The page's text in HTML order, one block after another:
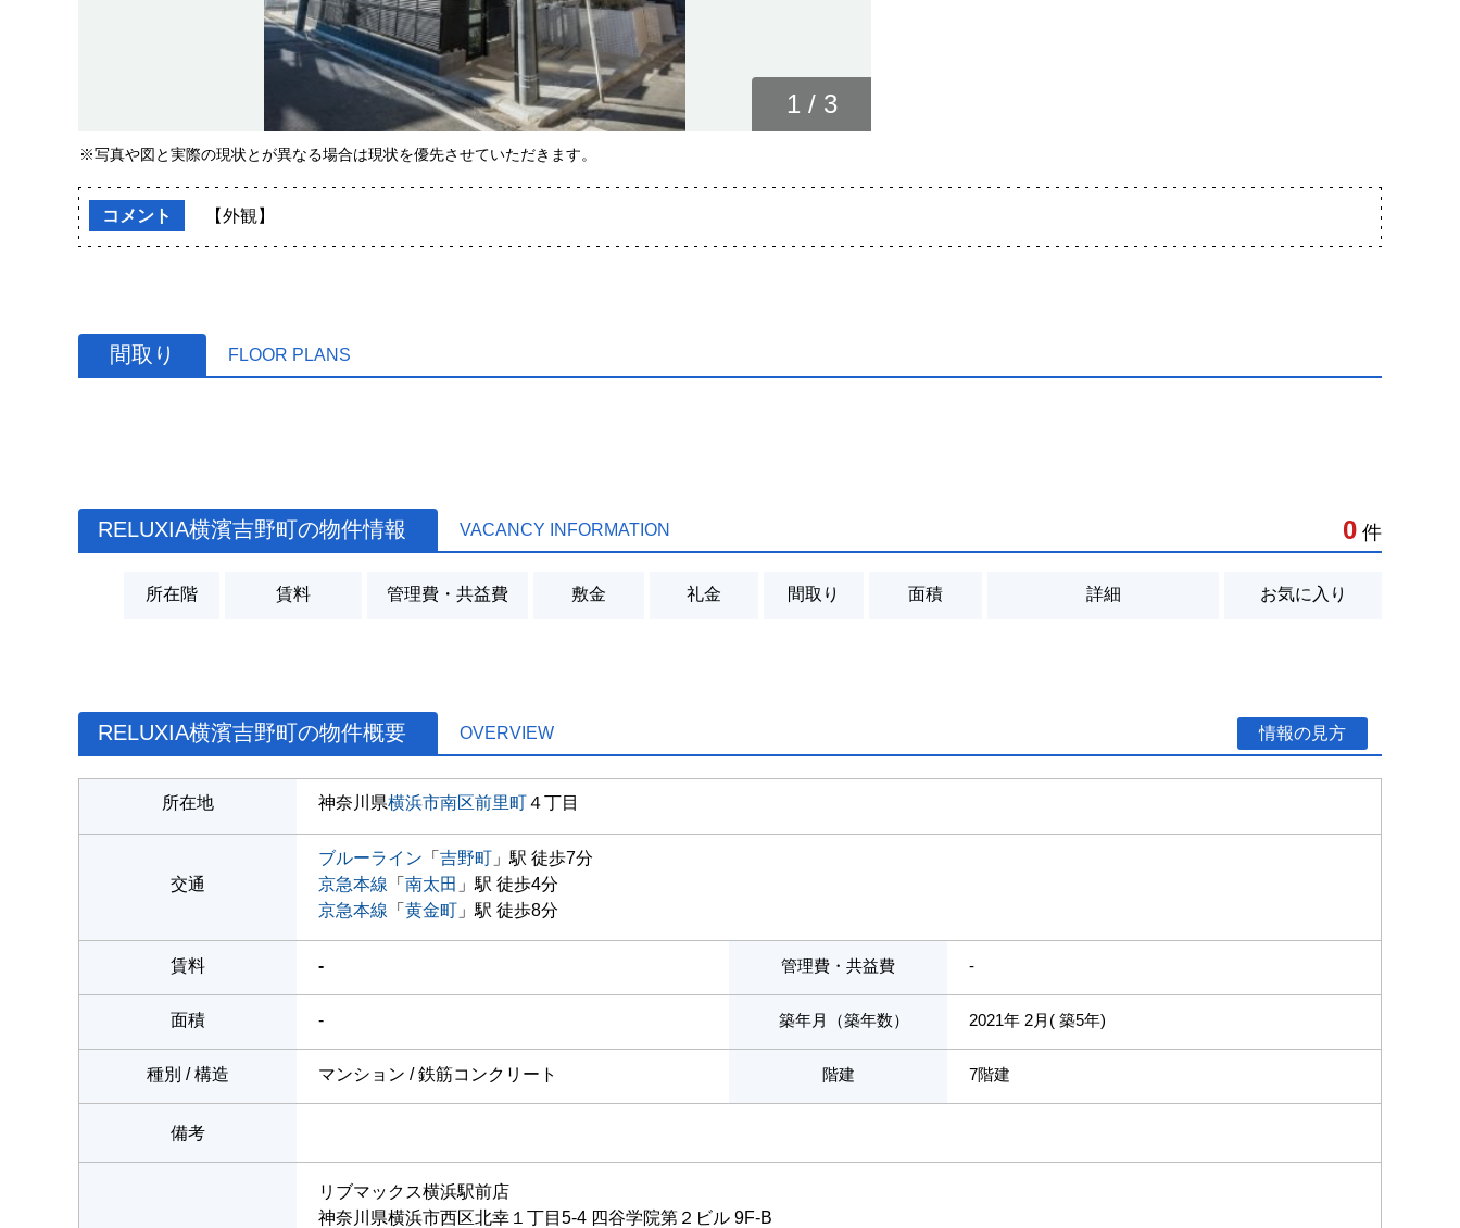
1 / 3
※写真や図と実際の現状とが異なる場合は現状を優先させていただきます。
コメント 【外観】
間取り FLOOR PLANS
RELUXIA横濱吉野町の物件情報 VACANCY INFORMATION 0 件
所在階 賃料 管理費・共益費 敷金 礼金 間取り 面積 詳細 お気に入り
RELUXIA横濱吉野町の物件概要 OVERVIEW 情報の見方
所在地 神奈川県横浜市南区前里町４丁目
交通
ブルーライン 「 吉野町 」駅 徒歩7分
京急本線 「 南太田 」駅 徒歩4分
京急本線 「 黄金町 」駅 徒歩8分
賃料 - 管理費・共益費 -
面積 - 築年月（築年数） 2021年 2月( 築5年)
種別 / 構造 マンション / 鉄筋コンクリート 階建 7階建
備考
リブマックス横浜駅前店
神奈川県横浜市西区北幸１丁目5-4 四谷学院第２ビル 9F-B